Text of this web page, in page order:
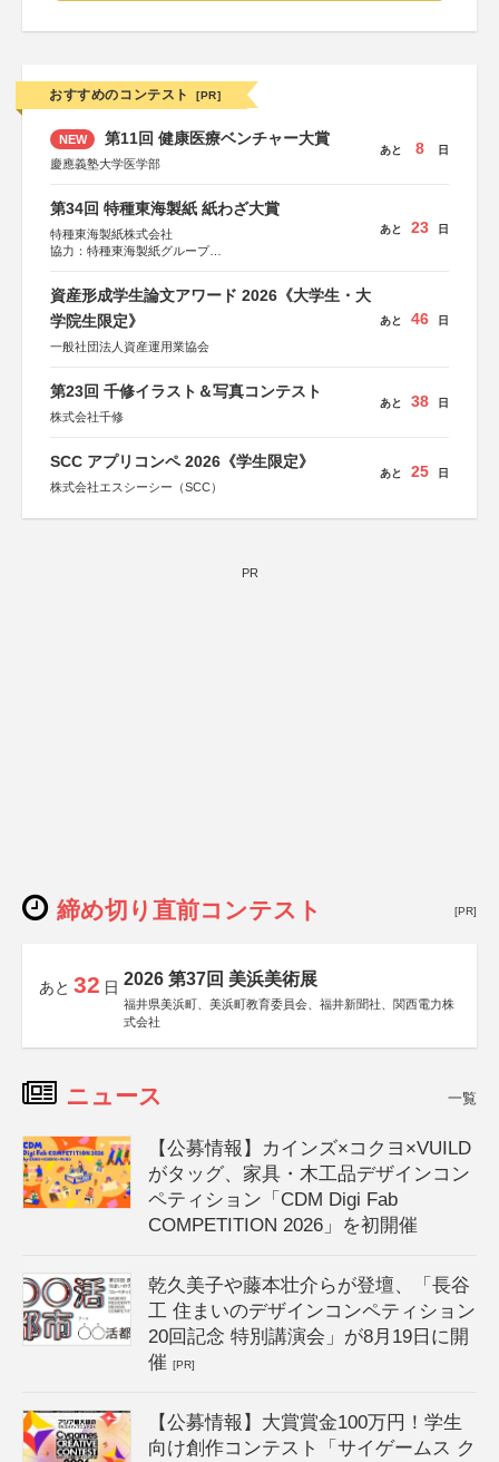
おすすめのコンテスト [PR]
NEW 第11回 健康医療ベンチャー大賞
慶應義塾大学医学部
あと 8 日
第34回 特種東海製紙 紙わざ大賞
特種東海製紙株式会社
協力：特種東海製紙グループ
あと 23 日
資産形成学生論文アワード 2026《大学生・大
学院生限定》
一般社団法人資産運用業協会
あと 46 日
第23回 千修イラスト＆写真コンテスト
株式会社千修
あと 38 日
SCC アプリコンペ 2026《学生限定》
株式会社エスシーシー（SCC）
あと 25 日
PR
締め切り直前コンテスト [PR]
あと 32 日 2026 第37回 美浜美術展
福井県美浜町、美浜町教育委員会、福井新聞社、関西電力株
式会社
ニュース 一覧
【公募情報】カインズ×コクヨ×VUILD
がタッグ、家具・木工品デザインコン
ペティション「CDM Digi Fab
COMPETITION 2026」を初開催
乾久美子や藤本壮介らが登壇、「長谷
工 住まいのデザインコンペティション
20回記念 特別講演会」が8月19日に開
催[PR]
【公募情報】大賞賞金100万円！学生
向け創作コンテスト「サイゲームス ク